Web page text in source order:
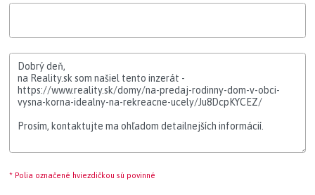
* Polia označené hviezdičkou sú povinné